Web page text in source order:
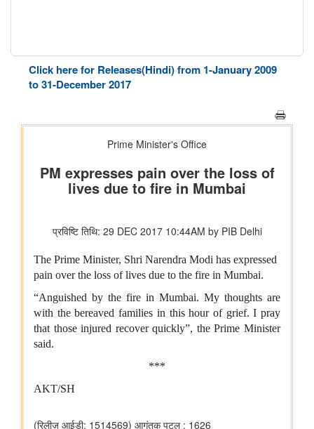
Click here for Releases(Hindi) from 1-January 2009
to 31-December 2017